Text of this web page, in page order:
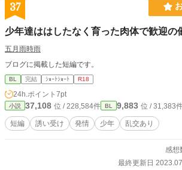
37
少年達ははしたなく育った肉体で歓迎の
五月雨時雨
ブログに掲載した短編です。
BL 完結 ｼｮｰﾄｼｮｰﾄ R18
24h.ポイント 7pt
小説 37,108 位 / 228,584件 BL 9,883 位 / 31,383
短編 誘い受け 発情 少年 乱交あり
感想
最終更新日